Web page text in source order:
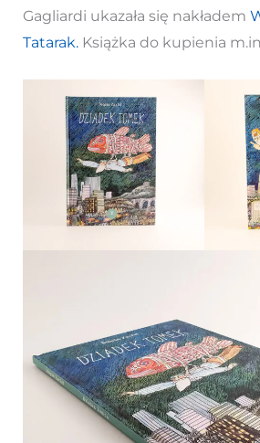
Gagliardi ukazała się nakładem
Tatarak.Książka do kupienia